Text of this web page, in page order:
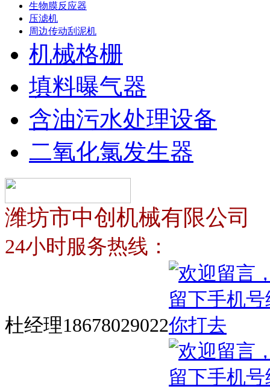
生物膜反应器
压滤机
周边传动刮泥机
机械格栅
填料曝气器
含油污水处理设备
二氧化氯发生器
潍坊市中创机械有限公司
24小时服务热线：
杜经理18678029022